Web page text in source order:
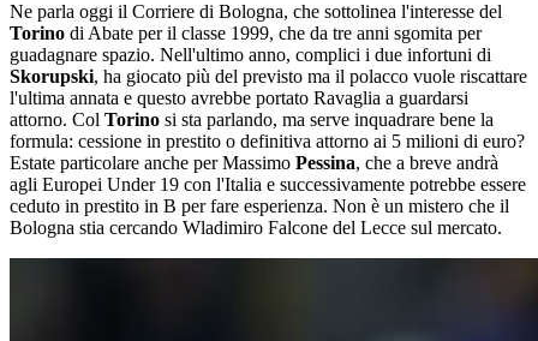
Ne parla oggi il Corriere di Bologna, che sottolinea l'interesse del
Torino di Abate per il classe 1999, che da tre anni sgomita per
guadagnare spazio. Nell'ultimo anno, complici i due infortuni di
Skorupski, ha giocato più del previsto ma il polacco vuole riscattare
l'ultima annata e questo avrebbe portato Ravaglia a guardarsi
attorno. Col Torino si sta parlando, ma serve inquadrare bene la
formula: cessione in prestito o definitiva attorno ai 5 milioni di euro?
Estate particolare anche per Massimo Pessina, che a breve andrà
agli Europei Under 19 con l'Italia e successivamente potrebbe essere
ceduto in prestito in B per fare esperienza. Non è un mistero che il
Bologna stia cercando Wladimiro Falcone del Lecce sul mercato.